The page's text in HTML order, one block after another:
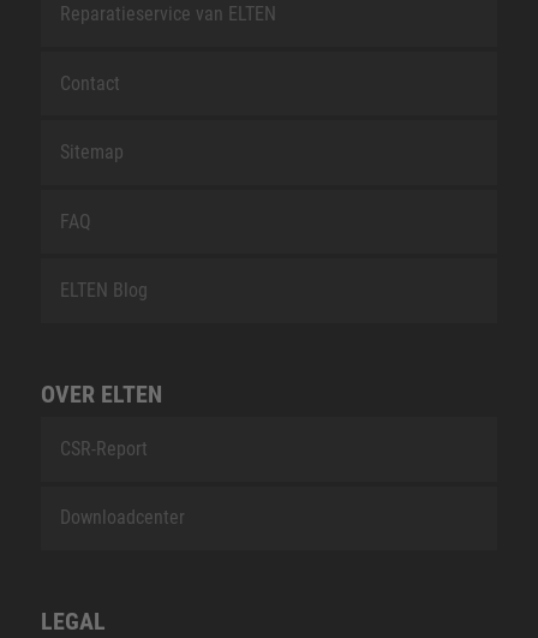
Reparatieservice van ELTEN
Contact
Sitemap
FAQ
ELTEN Blog
OVER ELTEN
CSR-Report
Downloadcenter
LEGAL